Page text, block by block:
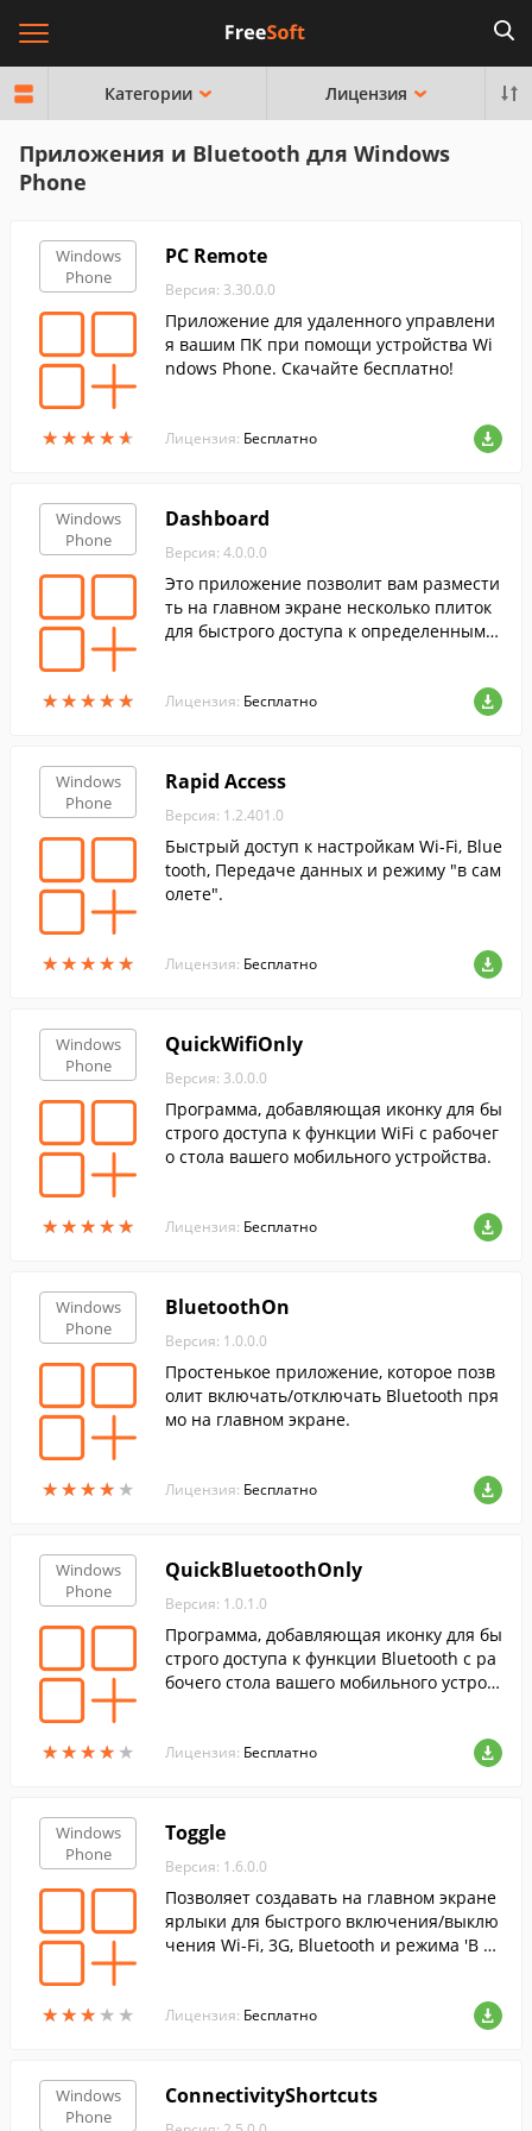
Категории Лицензия
Приложения и Bluetooth для Windows
Phone
Windows
Phone
★★★★★
★★★★★
PC Remote
Версия: 3.30.0.0
Приложение для удаленного управлени
я вашим ПК при помощи устройства Wi
ndows Phone. Скачайте бесплатно!
Лицензия: Бесплатно
Windows
Phone
★★★★★
★★★★★
Dashboard
Версия: 4.0.0.0
Это приложение позволит вам размести
ть на главном экране несколько плиток
для быстрого доступа к определенным ф
Лицензия: Бесплатно
Windows
Phone
★★★★★
★★★★★
Rapid Access
Версия: 1.2.401.0
Быстрый доступ к настройкам Wi-Fi, Blue
tooth, Передаче данных и режиму "в сам
олете".
Лицензия: Бесплатно
Windows
Phone
★★★★★
★★★★★
QuickWifiOnly
Версия: 3.0.0.0
Программа, добавляющая иконку для бы
строго доступа к функции WiFi с рабочег
о стола вашего мобильного устройства.
Лицензия: Бесплатно
Windows
Phone
★★★★ ★
★★★★ ★
BluetoothOn
Версия: 1.0.0.0
Простенькое приложение, которое позв
олит включать/отключать Bluetooth пря
мо на главном экране.
Лицензия: Бесплатно
Windows
Phone
★★★★ ★
★★★★ ★
QuickBluetoothOnly
Версия: 1.0.1.0
Программа, добавляющая иконку для бы
строго доступа к функции Bluetooth с ра
бочего стола вашего мобильного устрой
Лицензия: Бесплатно
Windows
Phone
★★★ ★ ★
★★★ ★ ★
Toggle
Версия: 1.6.0.0
Позволяет создавать на главном экране
ярлыки для быстрого включения/выклю
чения Wi-Fi, 3G, Bluetooth и режима 'В са
Лицензия: Бесплатно
Windows
Phone
ConnectivityShortcuts